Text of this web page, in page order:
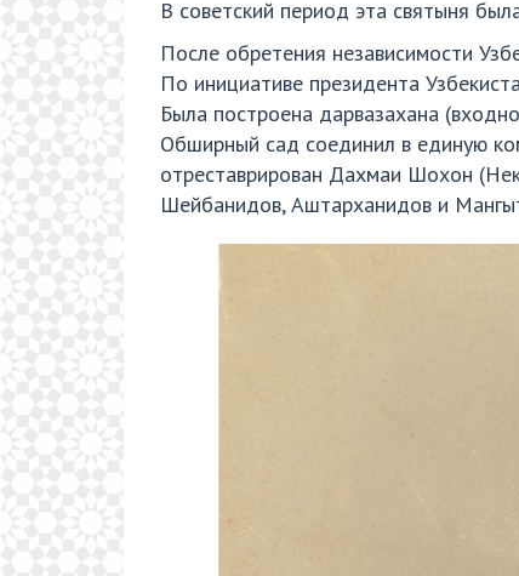
В советский период эта святыня
После обретения независимости
По инициативе президента
Была построена дарвазахана
Обширный сад соединил в единую
отреставрирован Дахмаи Шохон
Шейбанидов, Аштарханидов и